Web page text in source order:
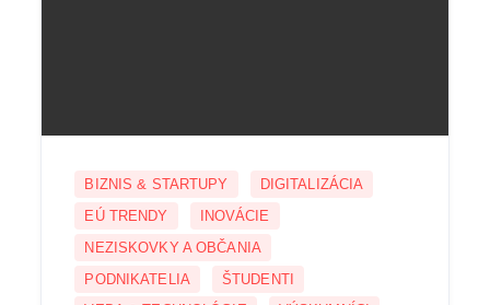
BIZNIS & STARTUPY
DIGITALIZÁCIA
EÚ TRENDY
INOVÁCIE
NEZISKOVKY A OBČANIA
PODNIKATELIA
ŠTUDENTI